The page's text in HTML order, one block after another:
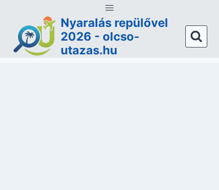
content
Nyaralás repülővel
2026 - olcso-
utazas.hu